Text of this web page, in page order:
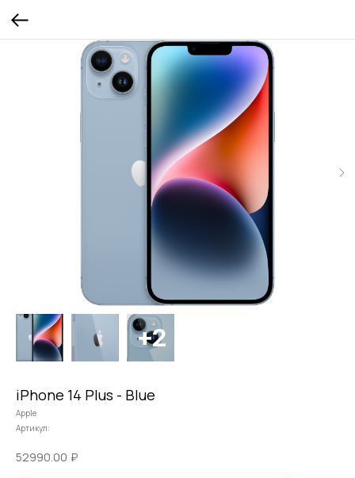
iPhone 14 Plus - Blue
Apple
Артикул:
52990.00 ₽